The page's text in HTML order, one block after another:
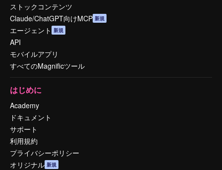
ストックコンテンツ
Claude/ChatGPT向けMCP 新規
エージェント 新規
API
モバイルアプリ
すべてのMagnificツール
はじめに
Academy
ドキュメント
サポート
利用規約
プライバシーポリシー
オリジナル 新規